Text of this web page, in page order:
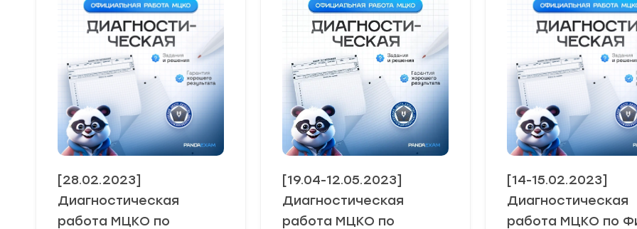
[28.02.2023]
Диагностическая
работа МЦКО по
[19.04-12.05.2023]
Диагностическая
работа МЦКО по
[14-15.02.2023]
Диагностическая
работа МЦКО по